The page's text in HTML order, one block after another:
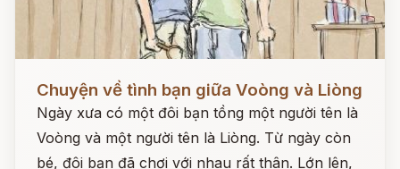
Chuyện về tình bạn giữa Voòng và Liòng
Ngày xưa có một đôi bạn tồng một người tên là
Voòng và một người tên là Liòng. Từ ngày còn
bé, đôi bạn đã chơi với nhau rất thân. Lớn lên,